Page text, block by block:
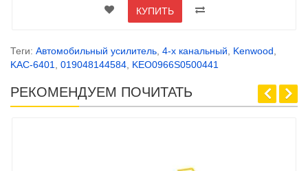
КУПИТЬ
Теги: Автомобильный усилитель, 4-х канальный, Kenwood,
KAC-6401, 019048144584, KEO0966S0500441
РЕКОМЕНДУЕМ ПОЧИТАТЬ